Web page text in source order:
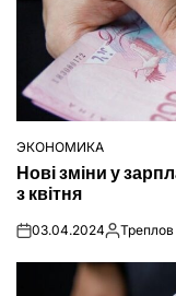
ОПУБЛІКУВАТИ
У
ЭКОНОМИКА
Нові зміни у
з квітня
on03.04.2024